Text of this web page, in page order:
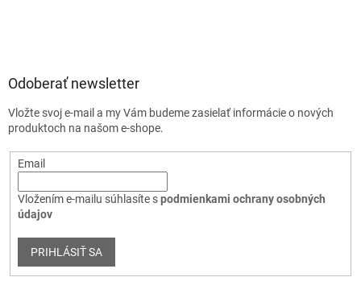
Odoberať newsletter
Vložte svoj e-mail a my Vám budeme zasielať informácie o nových
produktoch na našom e-shope.
Email
Vložením e-mailu súhlasíte spodmienkami ochrany osobných
údajov
PRIHLÁSIŤ SA